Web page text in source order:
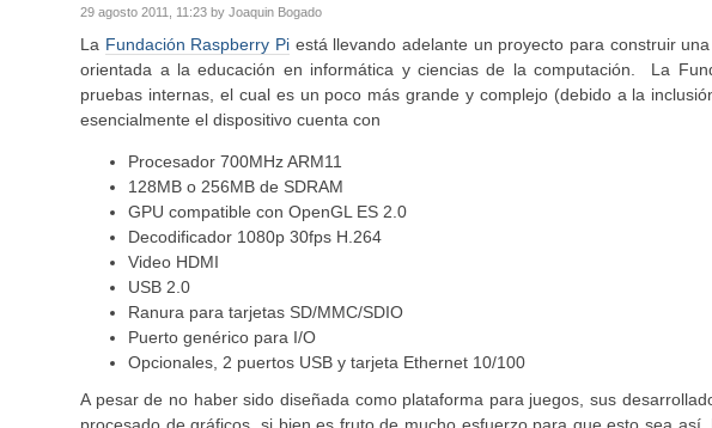
29 agosto 2011, 11:23 by Joaquin Bogado
La Fundación Raspberry Pi está llevando adelante un proyecto para construir
orientada a la educación en informática y ciencias de la computación. La
pruebas internas, el cual es un poco más grande y complejo (debido a la
esencialmente el dispositivo cuenta con
Procesador 700MHz ARM11
128MB o 256MB de SDRAM
GPU compatible con OpenGL ES 2.0
Decodificador 1080p 30fps H.264
Video HDMI
USB 2.0
Ranura para tarjetas SD/MMC/SDIO
Puerto genérico para I/O
Opcionales, 2 puertos USB y tarjeta Ethernet 10/100
A pesar de no haber sido diseñada como plataforma para juegos, sus